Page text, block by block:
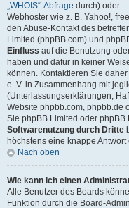
„WHOIS“-Abfrage durch) oder
Webhoster wie z. B. Yahoo!,
den Abuse-Kontakt des
Limited (phpBB.com) und
Einfluss auf die Benutzung
haben und dafür in keiner
können. Kontaktieren Sie
e. V. in Zusammenhang mit
(Unterlassungserklärungen,
Website phpbb.com, phpbb.de
Sie phpBB Limited oder phpBB
Softwarenutzung durch Dritte
höchstens eine knappe Antwort
Nach oben
Wie kann ich einen
Alle Benutzer des Boards
Funktion durch die Board-